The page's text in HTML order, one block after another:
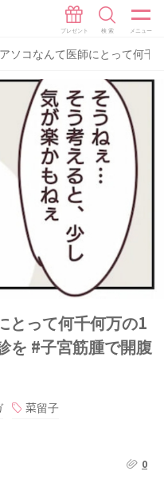
ソコなんて医師にとって何
とって何千何万の1
を #子宮筋腫で開腹
菜留子
0